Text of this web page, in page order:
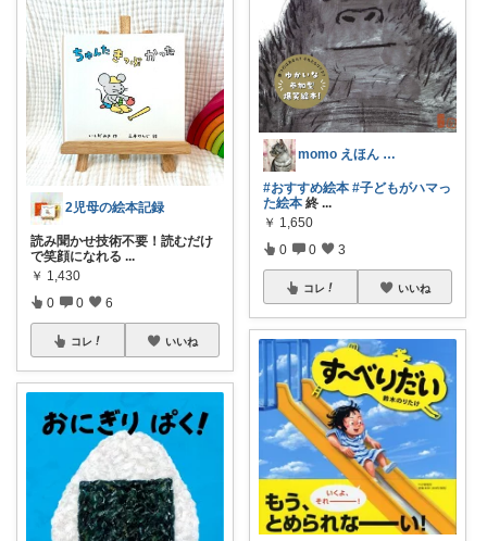
2児母の絵本記録
読み聞かせ技術不要！読むだけ
で笑顔になれる ...
￥ 1,430
0 0 6
コレ いいね
momo えほん と やさしいごはん
#おすすめ絵本 #子どもがハマっ
た絵本 終 ...
￥ 1,650
0 0 3
コレ いいね